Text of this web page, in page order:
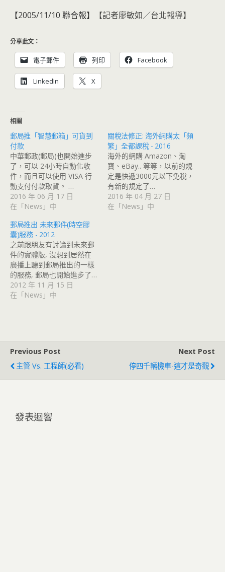
【2005/11/10 聯合報】
【記者廖敏如／台北報導】
分享此文：
電子郵件 列印 Facebook
LinkedIn X
相關
郵局推「智慧郵箱」可貨到
付款
中華郵政(郵局)也開始進步
了，可以 24小時自動化收
件，而且可以使用 VISA 行
動支付付款取貨。 …
2016 年 06 月 17 日
在「News」中
關稅法修正: 海外網購太「頻
繁」全都課稅 - 2016
海外的網購 Amazon、淘
寶、eBay.. 等等，以前的規
定是快遞3000元以下免稅，
有新的規定了…
2016 年 04 月 27 日
在「News」中
郵局推出 未來郵件(時空膠
囊)服務 - 2012
之前跟朋友有討論到未來郵
件的實體版, 沒想到居然在
廣播上聽到郵局推出的一樣
的服務, 郵局也開始進步了…
2012 年 11 月 15 日
在「News」中
Previous Post
主管 Vs. 工程師(必看)
Next Post
停四千輛機車-這才是奇觀
發表迴響